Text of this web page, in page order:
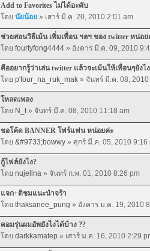
Add to Favorites ไม่ได้อะคับ
โดย นัยน้อย » เสาร์ มี.ค. 20, 2010 2:01 am
ช่วยสอนวิธีเม้น เพิ่มเพื่อน ฯลฯ ของ twitter หน่อ
โดย fourtyfong4444 » อังคาร มี.ค. 09, 2010
คืออยากรู้ว่าเล่น twitter แล้วจะเม้นให้เพื่อนๆยังไง
โดย p'four_na_ruk_mak » จันทร์ มี.ค. 08, 2010
โหลดเพลง
โดย N_t» จันทร์ มี.ค. 08, 2010 11:18 am
ขอโค้ด BANNER โฟร์แฟน หน่อยค่ะ
โดย &#9733;bowwy » ศุกร์ มี.ค. 05, 2010 9:16
กู้ไฟล์ยังไง?
โดย nujellna » จันทร์ ก.พ. 01, 2010 8:26 pm
แจก+ติชมแนะนำจร้า
โดย thaksanee_pung » อังคาร ม.ค. 19, 2010
คอมรุ่นผมอัพยังไงได้บ้าง ??
โดย darkkamatep » เสาร์ ม.ค. 16, 2010 2:29